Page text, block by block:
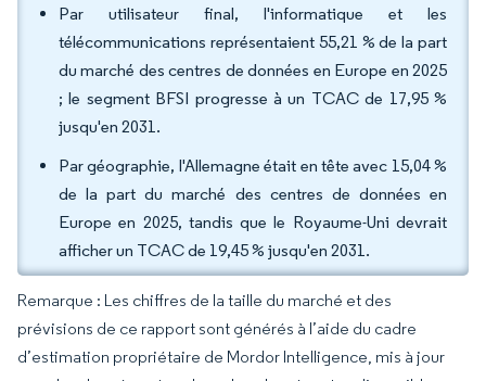
Par utilisateur final, l'informatique et les
télécommunications représentaient 55,21 % de la part
du marché des centres de données en Europe en 2025
; le segment BFSI progresse à un TCAC de 17,95 %
jusqu'en 2031.
Par géographie, l'Allemagne était en tête avec 15,04 %
de la part du marché des centres de données en
Europe en 2025, tandis que le Royaume-Uni devrait
afficher un TCAC de 19,45 % jusqu'en 2031.
Remarque : Les chiffres de la taille du marché et des
prévisions de ce rapport sont générés à l’aide du cadre
d’estimation propriétaire de Mordor Intelligence, mis à jour